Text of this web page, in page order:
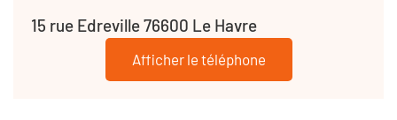
15 rue Edreville 76600 Le Havre
Afficher le téléphone